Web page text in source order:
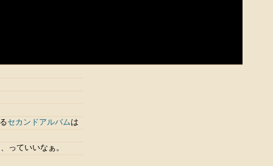
セカンドアルバムは
っていいなぁ。